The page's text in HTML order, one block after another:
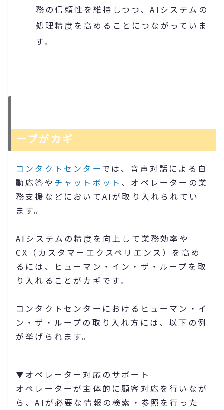
務の信頼性を維持しつつ、AIシステムの
処理精度を高めることにつながっていま
す。
ープがカギ
コンタクトセンター では、音声対話による自
動応答や チャットボット 、オペレーターの業
務支援などにおいてAIが取り入れられてい
ます。
AIシステムの精度を向上して業務効率や
CX（カスタマーエクスペリエンス）を高め
るには、ヒューマン・イン・ザ・ループを取
り入れることがカギです。
コンタクトセンターにおけるヒューマン・イ
ン・ザ・ループの取り入れ方には、以下の例
が挙げられます。
▼オペレーター対応のサポート
オペレーターが主体的に顧客対応を行いなが
ら、AIが必要な情報の検索・参照を行った